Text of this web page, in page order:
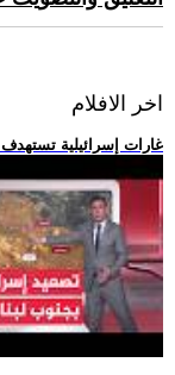
اخر الافلام
.. غارات إسرائيلية